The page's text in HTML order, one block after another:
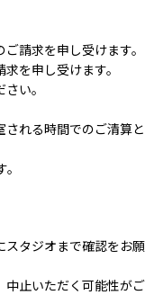
請求を申し受けます。
を申し受けます。
い。
れる時間でのご清算と
スタジオまで確認をお願
中止いただく可能性がご